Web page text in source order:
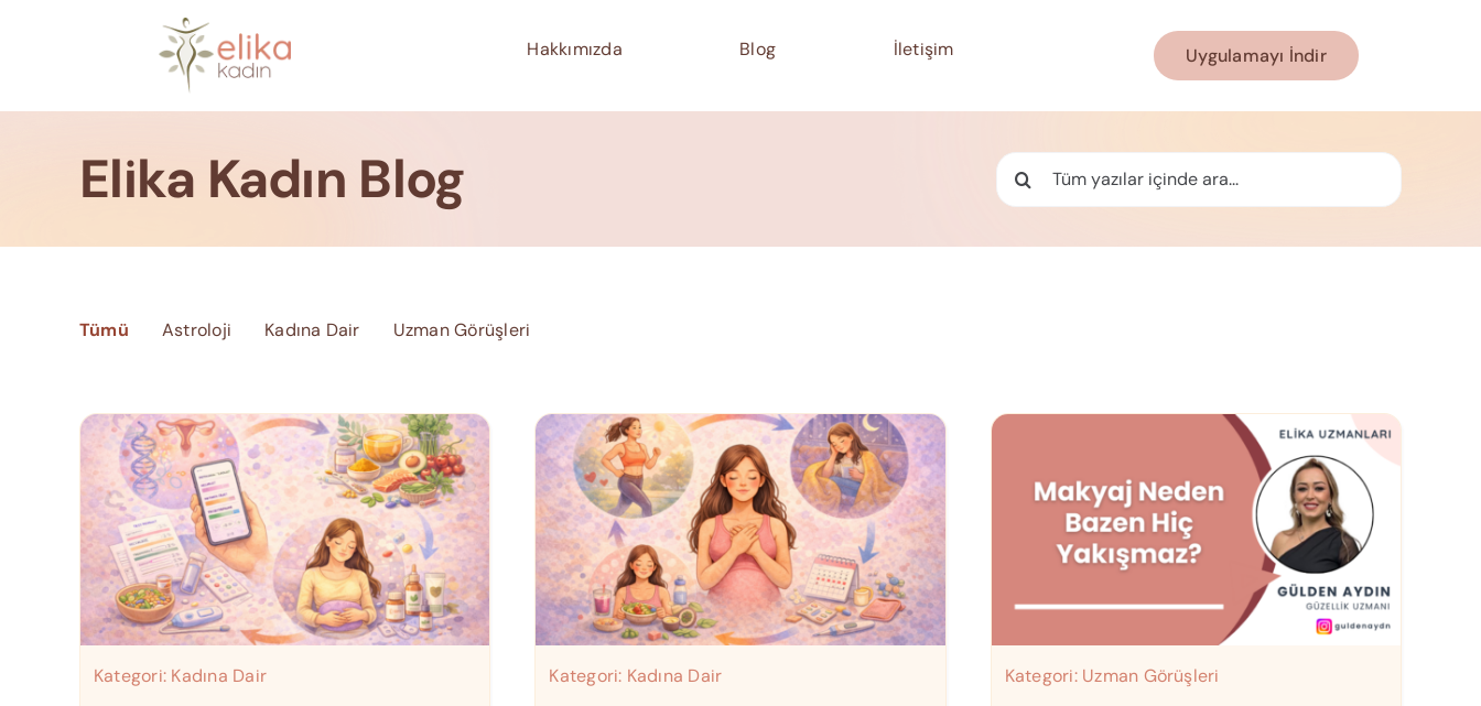
Hakkımızda Blog İletişim Uygulamayı İndir
Elika Kadın Blog Ara:
Tümü Astroloji Kadına Dair Uzman Görüşleri
Kategori: Kadına Dair Kategori: Kadına Dair Kategori: Uzman Görüşleri